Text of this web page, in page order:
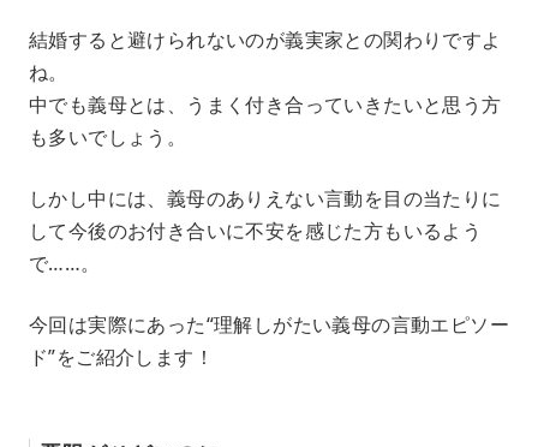
u
e
結婚すると避けられないのが義実家との関わりですよ
ね。
中でも義母とは、うまく付き合っていきたいと思う方
も多いでしょう。
しかし中には、義母のありえない言動を目の当たりに
して今後のお付き合いに不安を感じた方もいるよう
で……。
今回は実際にあった“理解しがたい義母の言動エピソー
ド”をご紹介します！